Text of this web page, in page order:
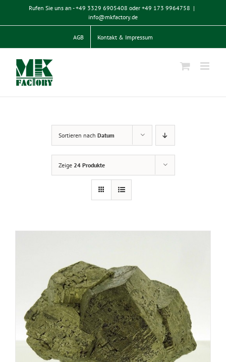
springen
Rufen Sie uns an - +49 3329 6905408 oder +49 173 9964758 |
info@mkfactory.de
AGB Kontakt & Impressum
Sortieren nach Datum
Zeige 24 Produkte